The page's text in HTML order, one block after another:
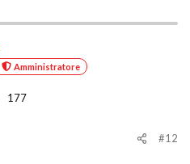
Amministratore
177
#12